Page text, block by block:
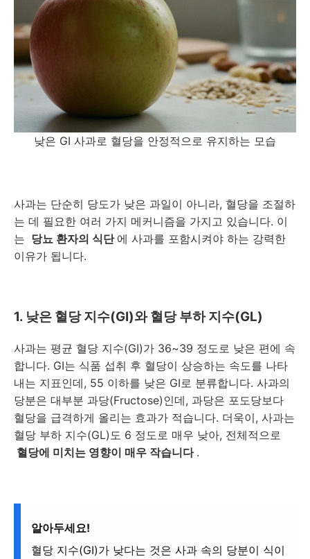
낮은 GI 사과로 혈당을 안정적으로 유지하는 모습
사과는 단순히 당도가 낮은 과일이 아니라, 혈당을 조절하
는 데 필요한 여러 가지 메커니즘을 가지고 있습니다. 이
는 당뇨 환자의 식단 에 사과를 포함시켜야 하는 강력한
이유가 됩니다.
1. 낮은 혈당 지수(GI)와 혈당 부하 지수(GL)
사과는 평균 혈당 지수(GI)가 36~39 정도로 낮은 편에 속
합니다. GI는 식품 섭취 후 혈당이 상승하는 속도를 나타
내는 지표인데, 55 이하를 낮은 GI로 분류합니다. 사과의
당분은 대부분 과당(Fructose)인데, 과당은 포도당보다
혈당을 급격하게 올리는 효과가 적습니다. 더욱이, 사과는
혈당 부하 지수(GL)도 6 정도로 매우 낮아, 전체적으로
혈당에 미치는 영향이 매우 작습니다 .
알아두세요!
혈당 지수(GI)가 낮다는 것은 사과 속의 당분이 식이